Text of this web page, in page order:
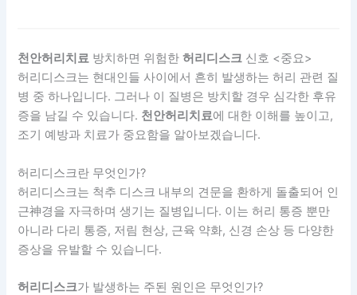
천안허리치료 방치하면 위험한허리디스크 신호 <중요>
허리디스크는 현대인들 사이에서 흔히 발생하는 허리 관련 질
병 중 하나입니다. 그러나 이 질병은 방치할 경우 심각한 후유
증을 남길 수 있습니다. 천안허리치료에 대한 이해를 높이고,
조기 예방과 치료가 중요함을 알아보겠습니다.
허리디스크란 무엇인가?
허리디스크는 척추 디스크 내부의 견문을 환하게 돌출되어 인
근神경을 자극하며 생기는 질병입니다. 이는 허리 통증 뿐만
아니라 다리 통증, 저림 현상, 근육 약화, 신경 손상 등 다양한
증상을 유발할 수 있습니다.
허리디스크가 발생하는 주된 원인은 무엇인가?